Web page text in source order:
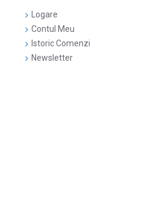
Logare
Contul Meu
Istoric Comenzi
Newsletter